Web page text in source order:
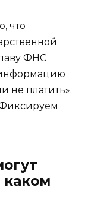
что
ФНС
не платить».
каком